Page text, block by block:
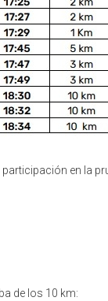
en la
de los 10 km: